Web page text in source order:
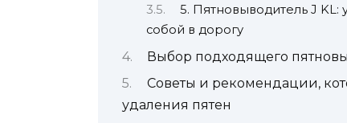
5. Пятновыводитель J
собой в дорогу
Выбор подходящего
Советы и рекомендации,
удаления пятен